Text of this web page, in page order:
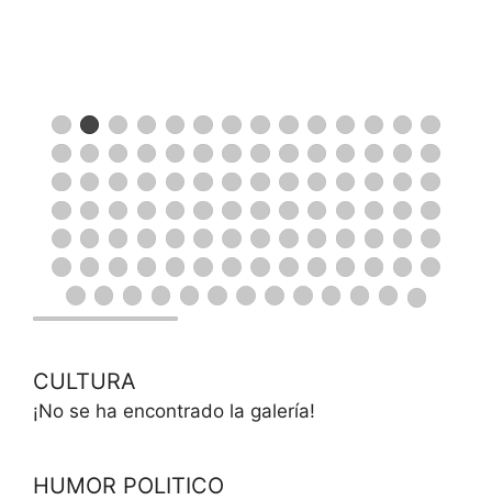
CULTURA
¡No se ha encontrado la galería!
HUMOR POLITICO